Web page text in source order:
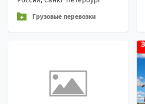
анией Сириус-Транс
Грузовые перевозки